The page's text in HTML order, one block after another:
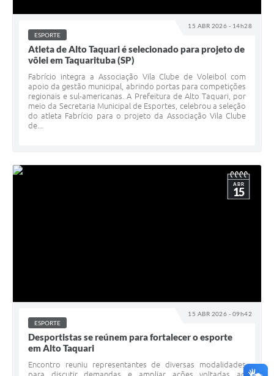
15 ABR 2026 - 14h28
ESPORTE
Atleta de Alto Taquari é selecionado para projeto de
vôlei em Taquarituba (SP)
Fabrício integra a Associação Vila Clube de Voleibol com
apoio da gestão municipal, abrindo portas para competições
regionais e sul-americanas. A Prefeitura de Alto Taquari, por
meio da Secretaria Municipal de Esportes, celebrou a seleção
do atleta Fabrício para o projeto da Associação Vila Clube
de...
15 ABR 2026 - 09h42
ABR
15
ESPORTE
Desportistas se reúnem para fortalecer o esporte
em Alto Taquari
Encontro reuniu representantes de diversas modalidades
para discutir demandas e ampliar ações voltadas ao